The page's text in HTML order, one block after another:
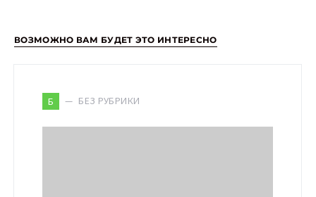
ВОЗМОЖНО ВАМ БУДЕТ ЭТО ИНТЕРЕСНО
Б БЕЗ РУБРИКИ